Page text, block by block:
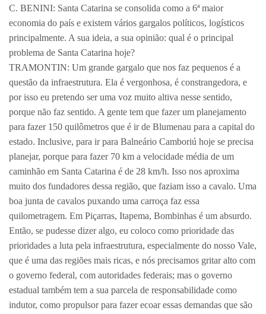
C. BENINI: Santa Catarina se consolida como a 6ª maior
economia do país e existem vários gargalos políticos, logísticos
principalmente. A sua ideia, a sua opinião: qual é o principal
problema de Santa Catarina hoje?
TRAMONTIN: Um grande gargalo que nos faz pequenos é a
questão da infraestrutura. Ela é vergonhosa, é constrangedora, e
por isso eu pretendo ser uma voz muito altiva nesse sentido,
porque não faz sentido. A gente tem que fazer um planejamento
para fazer 150 quilômetros que é ir de Blumenau para a capital do
estado. Inclusive, para ir para Balneário Camboriú hoje se precisa
planejar, porque para fazer 70 km a velocidade média de um
caminhão em Santa Catarina é de 28 km/h. Isso nos aproxima
muito dos fundadores dessa região, que faziam isso a cavalo. Uma
boa junta de cavalos puxando uma carroça faz essa
quilometragem. Em Piçarras, Itapema, Bombinhas é um absurdo.
Então, se pudesse dizer algo, eu coloco como prioridade das
prioridades a luta pela infraestrutura, especialmente do nosso Vale,
que é uma das regiões mais ricas, e nós precisamos gritar alto com
o governo federal, com autoridades federais; mas o governo
estadual também tem a sua parcela de responsabilidade como
indutor, como propulsor para fazer ecoar essas demandas que são